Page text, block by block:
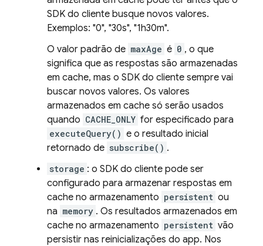
SDK do cliente busque novos valores.
Exemplos: "0", "30s", "1h30m".
O valor padrão de maxAge é 0 , o que
significa que as respostas são armazenadas
em cache, mas o SDK do cliente sempre vai
buscar novos valores. Os valores
armazenados em cache só serão usados
quando CACHE_ONLY for especificado para
executeQuery() e o resultado inicial
retornado de subscribe() .
storage : o SDK do cliente pode ser
configurado para armazenar respostas em
cache no armazenamento persistent ou
na memory . Os resultados armazenados em
cache no armazenamento persistent vão
persistir nas reinicializações do app. Nos